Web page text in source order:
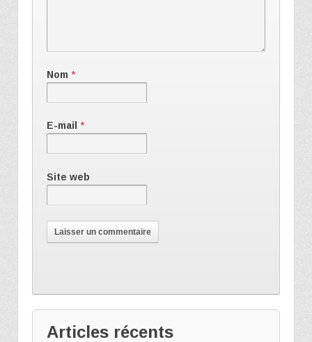
Nom *
E-mail *
Site web
Articles récents